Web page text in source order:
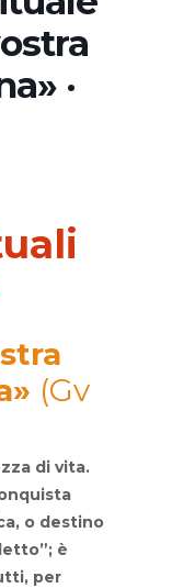
·
(Gv
di vita.
o destino
è
per